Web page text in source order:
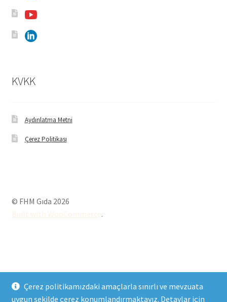
Çerez politikamızdaki amaçlarla sınırlı ve mevzuata
uygun şekilde çerez konumlandırmaktayız. Detaylar için
KVKK
Aydınlatma Metni
Çerez Politikası
© FHM Gıda 2026
Built with WooCommerce.